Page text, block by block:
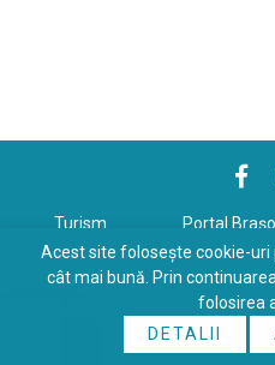
Turism Portal
Politică de
Copyrights © 2026 All Rights
Acest site folosește cookie-
cât mai bună. Prin
folosirea
DETALII